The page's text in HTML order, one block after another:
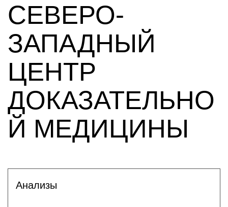
СЕВЕРО-
ЗАПАДНЫЙ
ЦЕНТР
ДОКАЗАТЕЛЬНО
Й МЕДИЦИНЫ
Анализы